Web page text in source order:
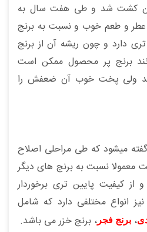
کشت شد و طی هفت سال به
عطر و طعم خوب و نسبت به برنج
دارد و چون ریشه آن از برنج
برنج پر محصول ممکن است
ولی پخت خوب آن ضعفش را
میشود که طی مراحلی اصلاح
معمولا نسبت به برنج های دیگر
از کیفیت پایین تری برخوردار
انواع مختلفی دارد که شامل
، برنج فجر ، برنج خزر می باشد.